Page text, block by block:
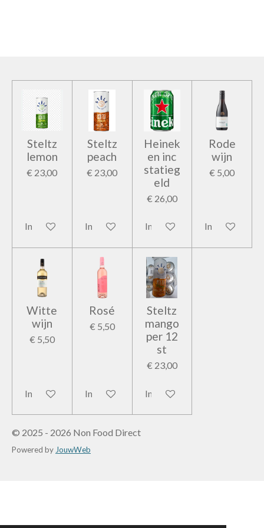
Steltz
lemon
€ 23,00
In winkelwagen
Steltz
peach
€ 23,00
In winkelwagen
Heinek
en inc
statieg
eld
€ 26,00
In winkelwagen
Rode
wijn
€ 5,00
In
Witte
wijn
€ 5,50
In winkelwagen
Rosé
€ 5,50
In winkelwagen
Steltz
mango
per 12
st
€ 23,00
In winkelwagen
© 2025 - 2026 Non Food Direct
Powered byJouwWeb